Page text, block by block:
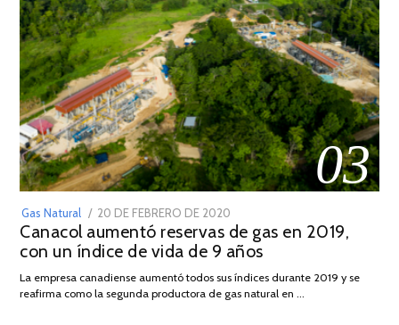
03
Gas Natural
POSTED
ON
20 DE FEBRERO DE 2020
DE
JULIO
2025
Canacol aumentó reservas de gas en 2019,
con un índice de vida de 9 años
La empresa canadiense aumentó todos sus índices durante 2019 y se
reafirma como la segunda productora de gas natural en …